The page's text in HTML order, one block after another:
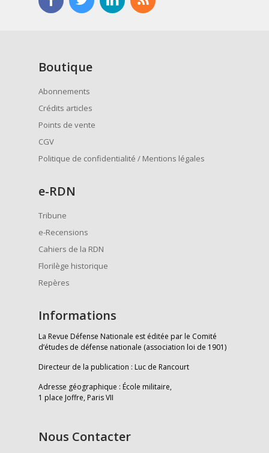
Boutique
Abonnements
Crédits articles
Points de vente
CGV
Politique de confidentialité / Mentions légales
e-RDN
Tribune
e-Recensions
Cahiers de la RDN
Florilège historique
Repères
Informations
La Revue Défense Nationale est éditée par le Comité
d’études de défense nationale (association loi de 1901)
Directeur de la publication : Luc de Rancourt
Adresse géographique : École militaire,
1 place Joffre, Paris VII
Nous Contacter